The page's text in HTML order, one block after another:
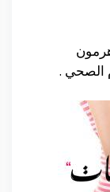
الصحي .